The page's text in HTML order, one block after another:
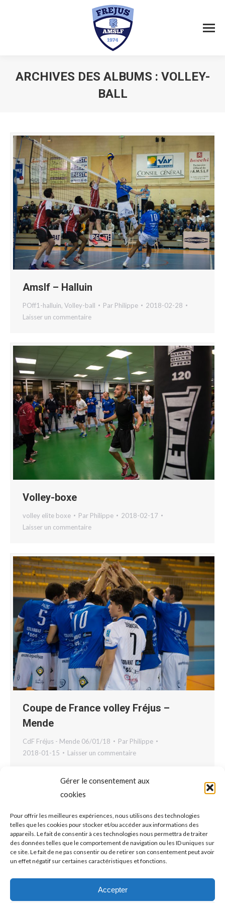
Gérer le consentement aux
cookies
Pour offrir les meilleures expériences, nous utilisons des technologies
telles que les cookies pour stocker et/ou accéder aux informations des
appareils. Le fait de consentir à ces technologies nous permettra de traiter
des données telles que le comportement de navigation ou les ID uniques sur
ce site. Le fait de ne pas consentir ou de retirer son consentement peut avoir
un effet négatif sur certaines caractéristiques et fonctions.
Accepter
ARCHIVES DES ALBUMS : VOLLEY-
BALL
Amslf – Halluin
POff1-halluin, Volley-ball Par Philippe
2018-02-28
Laisser un commentaire
Volley-boxe
volley elite boxe Par Philippe
2018-02-17
Laisser un commentaire
Coupe de France volley Fréjus –
Mende
CdF Fréjus - Mende 06/01/18 Par Philippe
2018-01-15
Laisser un commentaire